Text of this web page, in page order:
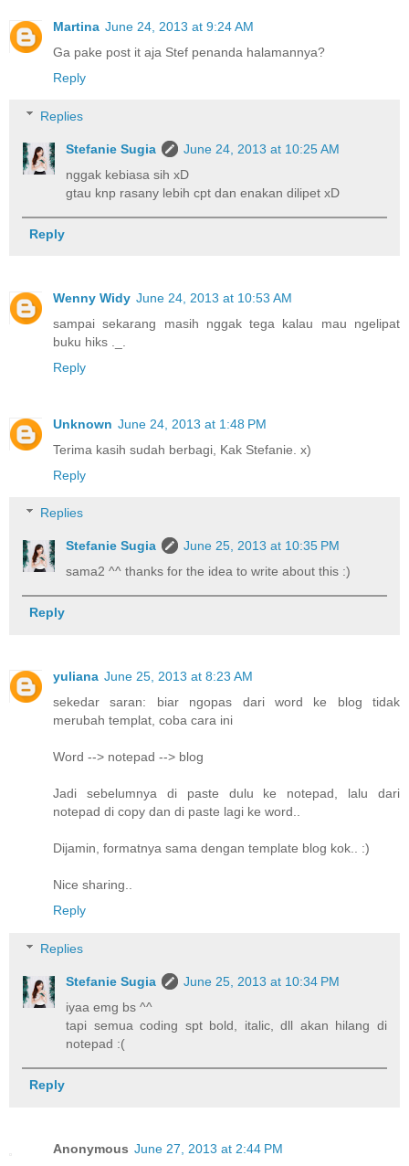
Martina June 24, 2013 at 9:24 AM
Ga pake post it aja Stef penanda halamannya?
Reply
Replies
Stefanie Sugia
June 24, 2013 at 10:25 AM
nggak kebiasa sih xD
gtau knp rasany lebih cpt dan enakan dilipet xD
Reply
Wenny Widy June 24, 2013 at 10:53 AM
sampai sekarang masih nggak tega kalau mau ngelipat
buku hiks ._.
Reply
Unknown June 24, 2013 at 1:48 PM
Terima kasih sudah berbagi, Kak Stefanie. x)
Reply
Replies
Stefanie Sugia
June 25, 2013 at 10:35 PM
sama2 ^^ thanks for the idea to write about this :)
Reply
yuliana June 25, 2013 at 8:23 AM
sekedar saran: biar ngopas dari word ke blog tidak
merubah templat, coba cara ini
Word --> notepad --> blog
Jadi sebelumnya di paste dulu ke notepad, lalu dari
notepad di copy dan di paste lagi ke word..
Dijamin, formatnya sama dengan template blog kok.. :)
Nice sharing..
Reply
Replies
Stefanie Sugia
June 25, 2013 at 10:34 PM
iyaa emg bs ^^
tapi semua coding spt bold, italic, dll akan hilang di
notepad :(
Reply
Anonymous June 27, 2013 at 2:44 PM